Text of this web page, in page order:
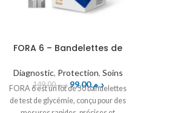
FORA 6 – Bandelettes de
unités
Diagnostic, Protection, Soins
د.م.149.00 د.م.99.00
FORA 6 est un lot de 50 bandelettes
de test de glycémie, conçu pour des